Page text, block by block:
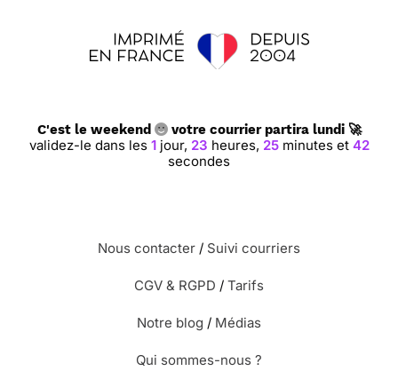
C'est le weekend votre courrier partira lundi 🚀
validez-le dans les1 jour, 23 heures, 25 minutes et41
secondes
Nous contacter / Suivi courriers
CGV & RGPD / Tarifs
Notre blog / Médias
Qui sommes-nous ?